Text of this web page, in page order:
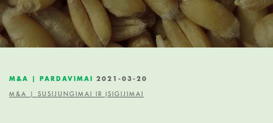
M&A | PARDAVIMAI 2021-03-20
M&A | SUSIJUNGIMAI IR ĮSIGIJIMAI